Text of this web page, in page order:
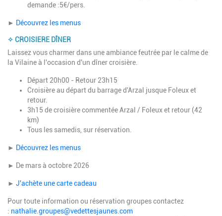
demande :5€/pers.
► Découvrez les menus
✧ CROISIERE DÎNER
Laissez vous charmer dans une ambiance feutrée par le calme de
la Vilaine à l'occasion d'un dîner croisière.
Départ 20h00 - Retour 23h15
Croisière au départ du barrage d'Arzal jusque Foleux et
retour.
3h15 de croisière commentée Arzal / Foleux et retour (42
km)
Tous les samedis, sur réservation.
► Découvrez les menus
► De mars à octobre 2026
► J'achète une carte cadeau
Pour toute information ou réservation groupes contactez
: nathalie.groupes@vedettesjaunes.com